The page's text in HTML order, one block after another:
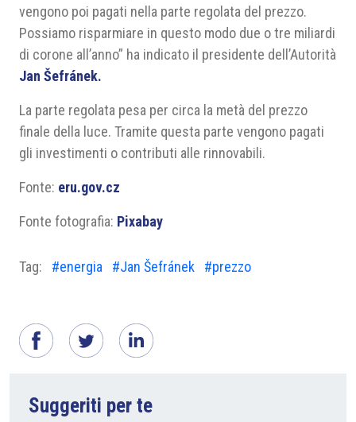
vengono poi pagati nella parte regolata del prezzo.
Possiamo risparmiare in questo modo due o tre miliardi
di corone all’anno” ha indicato il presidente dell’Autorità
Jan Šefránek.
La parte regolata pesa per circa la metà del prezzo
finale della luce. Tramite questa parte vengono pagati
gli investimenti o contributi alle rinnovabili.
Fonte: eru.gov.cz
Fonte fotografia: Pixabay
Tag: #energia #Jan Šefránek #prezzo
Suggeriti per te